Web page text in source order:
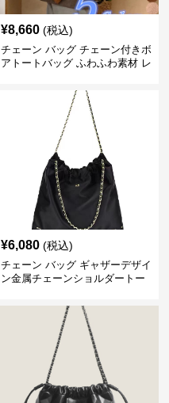
¥8,660 (税込)
チェーン バッグ チェーン付きボ
アトートバッグ ふわふわ素材 レ
¥6,080 (税込)
チェーン バッグ ギャザーデザイ
ン金属チェーンショルダートー